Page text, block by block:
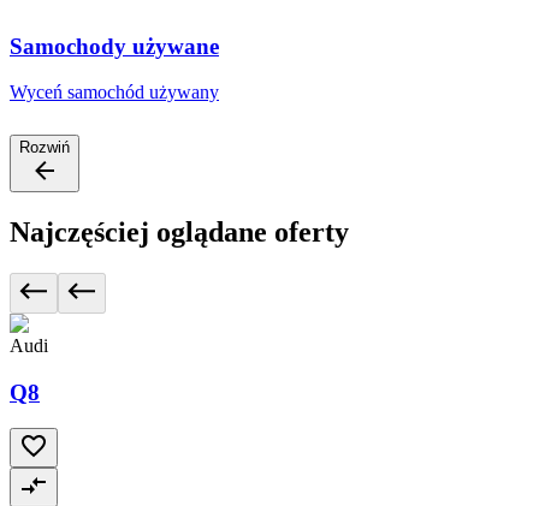
Samochody używane
Wyceń samochód używany
Rozwiń
Najczęściej oglądane oferty
Audi
Q8